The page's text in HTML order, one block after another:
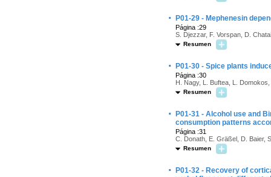
· P01-29 - Mephenesin
Página :29
S. Djezzar, F. Vorspan, D.
Resumen
· P01-30 - Spice plants
Página :30
H. Nagy, L. Buftea, L. Domokos,
Resumen
·
P01-31 - Alcohol use and
consumption patterns
Página :31
C. Donath, E. Gräßel, D. Baier,
Resumen
·
P01-32 - Recovery of